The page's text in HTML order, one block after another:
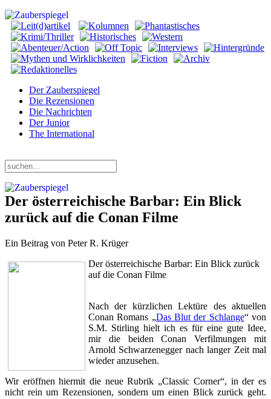
Der Zauberspiegel
Die Rezensionen
Die Nachrichten
Der Junior
The International
Der österreichische Barbar: Ein Blick
zurück auf die Conan Filme
Ein Beitrag von Peter R. Krüger
Der österreichische Barbar: Ein Blick zurück
auf die Conan Filme
Nach der kürzlichen Lektüre des aktuellen
Conan Romans „Das Blut der Schlange“ von
S.M. Stirling hielt ich es für eine gute Idee,
mir die beiden Conan Verfilmungen mit
Arnold Schwarzenegger nach langer Zeit mal
wieder anzusehen.
Wir eröffnen hiermit die neue Rubrik „Classic Corner“, in der es
nicht rein um Rezensionen, sondern um einen Blick zurück geht.